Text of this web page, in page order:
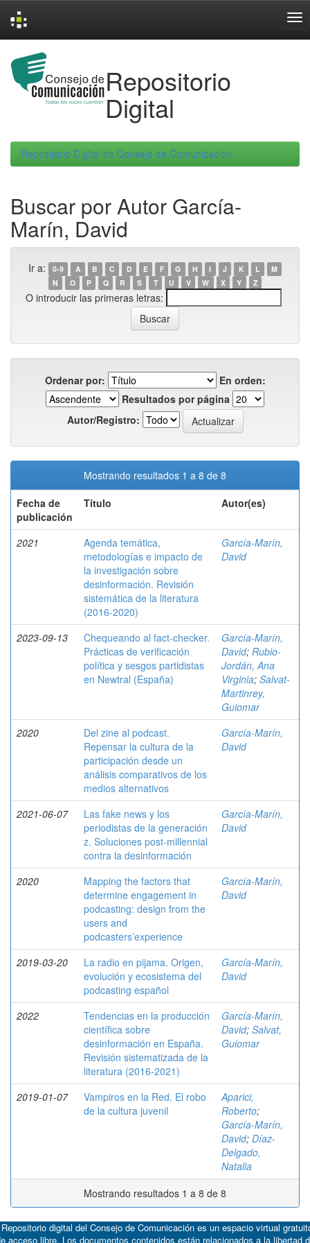
navigation
Repositorio
Digital
Repositorio Digital de Consejo de Comunicacion
Buscar por Autor García-
Marín, David
Ir a: 0-9 A B C D E F G H I J K L
M
N
O P Q R S T U V W X Y Z
O introducir las primeras letras:
Ordenar por:
En orden:
Resultados por página
Autor/Registro:
Mostrando resultados 1 a 8 de 8
Fecha de
publicación
Título Autor(es)
2021
Agenda temática,
metodologías e impacto de
la investigación sobre
desinformación. Revisión
sistemática de la literatura
(2016-2020)
García-Marín,
David
2023-09-13
Chequeando al fact-checker.
Prácticas de verificación
política y sesgos partidistas
en Newtral (España)
García-Marín,
David; Rubio-
Jordán, Ana
Virginia; Salvat-
Martinrey,
Guiomar
2020
Del zine al podcast.
Repensar la cultura de la
participación desde un
análisis comparativos de los
medios alternativos
García-Marín,
David
2021-06-07
Las fake news y los
periodistas de la generación
z. Soluciones post-millennial
contra la desinformación
García-Marín,
David
2020
Mapping the factors that
determine engagement in
podcasting: design from the
users and
podcasters’experience
García-Marín,
David
2019-03-20
La radio en pijama. Origen,
evolución y ecosistema del
podcasting español
García-Marín,
David
2022
Tendencias en la producción
científica sobre
desinformación en España.
Revisión sistematizada de la
literatura (2016-2021)
García-Marín,
David; Salvat,
Guiomar
2019-01-07
Vampiros en la Red. El robo
de la cultura juvenil
Aparici,
Roberto;
García-Marín,
David; Díaz-
Delgado,
Natalia
Mostrando resultados 1 a 8 de 8
digital del Consejo de Comunicación es un espacio virtual
acceso libre. Los documentos contenidos están relacionados a la libertad